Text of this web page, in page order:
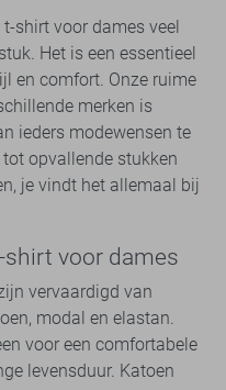
shirt voor dames veel
Het is een essentieel
en comfort. Onze ruime
merken is
ieders modewensen te
tot opvallende stukken
je vindt het allemaal bij
shirt voor dames
vervaardigd van
modal en elastan.
voor een comfortabele
levensduur. Katoen